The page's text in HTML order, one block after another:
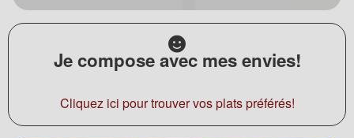
Je compose avec mes envies!
Cliquez ici pour trouver vos plats préférés!